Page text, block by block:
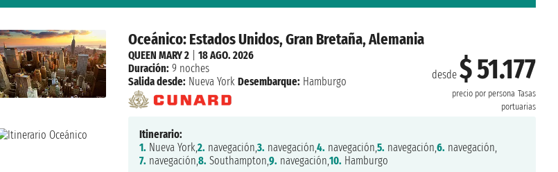
Oceánico: Estados Unidos, Gran Bretaña, Alemania
desde $ 51.177
precio por persona Tasas
portuarias
QUEEN MARY 2| 18 AGO. 2026
Duración: 9 noches
Salida desde: Nueva York Desembarque: Hamburgo
Itinerario:
1. Nueva York, 2. navegación, 3. navegación, 4. navegación, 5. navegación, 6. navegación,
7. navegación, 8. Southampton, 9. navegación, 10. Hamburgo